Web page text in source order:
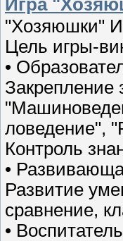
Игра
"Хозяюшки"
Цель игры-
•
Закрепление
ловедение",
Контроль
•
Развитие
сравнение,
•